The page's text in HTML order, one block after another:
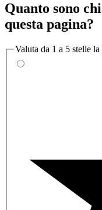
Quanto sono
questa pagina?
Valuta da 1 a 5 stelle la